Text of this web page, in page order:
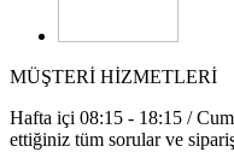
MÜŞTERİ HİZMETLERİ
Hafta içi 08:15 - 18:15 /
ettiğiniz tüm sorular ve